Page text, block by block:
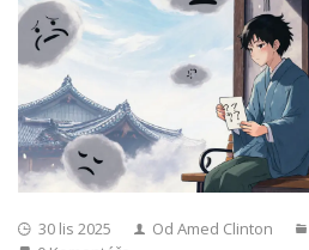
30 lis 2025 Od Amed Clinton